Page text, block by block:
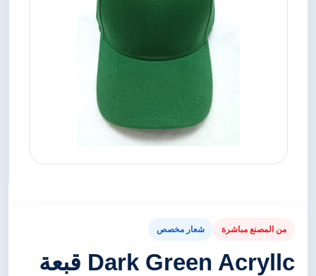
من المصنع مباشرة شعار مخصص
Dark Green Acryllc قبعة